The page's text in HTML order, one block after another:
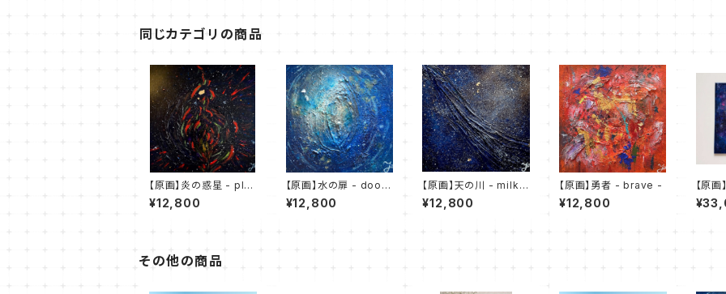
同じカテゴリの商品
【原画】炎の惑星 - pla
net of flame -
¥12,800
【原画】水の扉 - door
of water -
¥12,800
【原画】天の川 - milky
way -
¥12,800
【原画】勇者 - brave -
¥12,800
【原
of
その他の商品